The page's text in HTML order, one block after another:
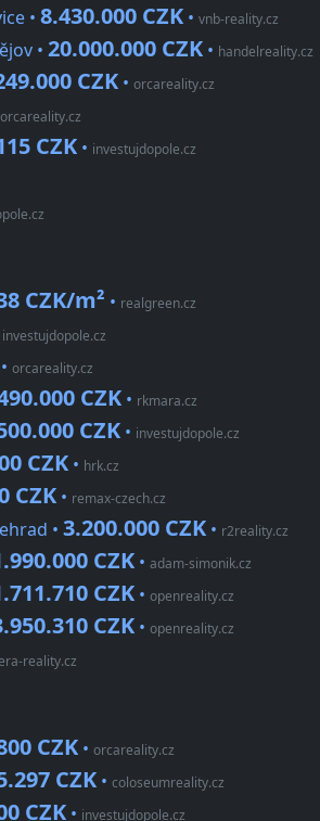
• 8.430.000 CZK • vnb-reality.cz
• 20.000.000 CZK • handelreality.cz
CZK • orcareality.cz
orcareality.cz
CZK • investujdopole.cz
CZK/m² • realgreen.cz
investujdopole.cz
• orcareality.cz
CZK • rkmara.cz
CZK • investujdopole.cz
CZK • hrk.cz
CZK • remax-czech.cz
• 3.200.000 CZK • r2reality.cz
CZK • adam-simonik.cz
CZK • openreality.cz
CZK • openreality.cz
reality.cz
CZK • orcareality.cz
CZK • coloseumreality.cz
CZK • investujdopole.cz